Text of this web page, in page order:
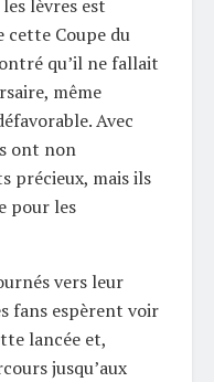
lèvres est
cette Coupe du
qu’il ne fallait
même
Avec
ont non
précieux, mais ils
pour les
vers leur
fans espèrent voir
lancée et,
jusqu’aux